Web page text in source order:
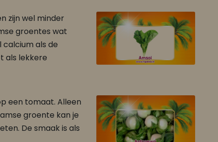
FAJA LOBI Bakkeljauw Trafasie 360 ml
Wok gerechten
zijn wel minder
groentes wat
als de
als lekkere
een tomaat. Alleen
groente kan je
De smaak is als